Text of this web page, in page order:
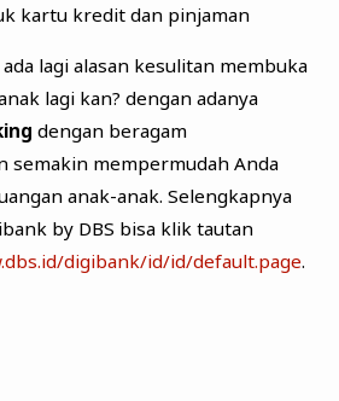
kartu kredit dan pinjaman
lagi alasan kesulitan membuka
lagi kan? dengan adanya
dengan beragam
semakin mempermudah Anda
anak-anak. Selengkapnya
by DBS bisa klik tautan
digibank/id/id/default.page.